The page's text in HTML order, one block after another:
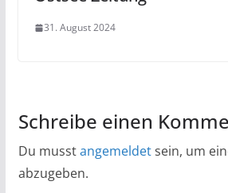
31. August 2024
Schreibe einen
Du musstangemeldetsein, um
abzugeben.